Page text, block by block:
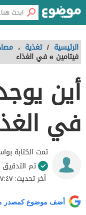
الرئيسية / تغذية ،
فيتامين e في الغذاء
في
تمت الكتابة
تم
آخر تحديث:٠٧:٤٧ ، ٣
أضف موضوع كمصدر